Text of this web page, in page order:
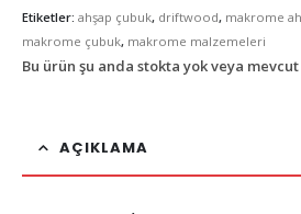
Etiketler: ahşap çubuk, driftwood, makrome
makrome çubuk, makrome malzemeleri
Bu ürün şu anda stokta yok veya
AÇIKLAMA